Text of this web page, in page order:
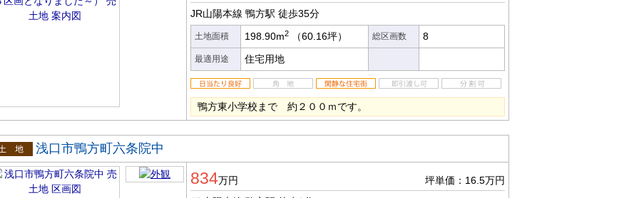
JR山陽本線 鴨方駅 徒歩35分
土地面積 198.90m2 （60.16坪） 総区画数 8
最適用途 住宅用地
鴨方東小学校まで 約２００ｍです。
地
浅口市鴨方町六条院中
834万円
坪単価：16.5万円